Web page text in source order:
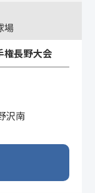
場
権長野大会
沢南